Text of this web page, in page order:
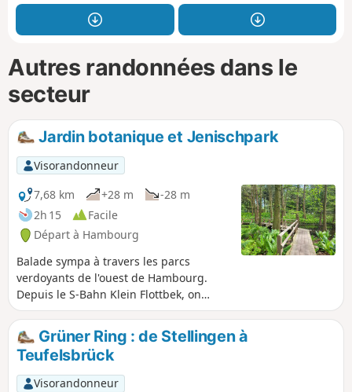
Autres randonnées dans le
secteur
Jardin botanique et Jenischpark
Visorandonneur
7,68 km
+28 m
-28 m
2h 15
Facile
Départ à Hambourg
Balade sympa à travers les parcs
verdoyants de l'ouest de Hambourg.
Depuis le S-Bahn Klein Flottbek, on
passe d'abord par le Derbypark jusqu'à
l'Elbe, puis on revient par le Jenischpark
avant de découvrir le magnifique jardin
botanique de l'autre côté. Un must pour
tous les fans de plantes.
Grüner Ring : de Stellingen à
Teufelsbrück
Visorandonneur